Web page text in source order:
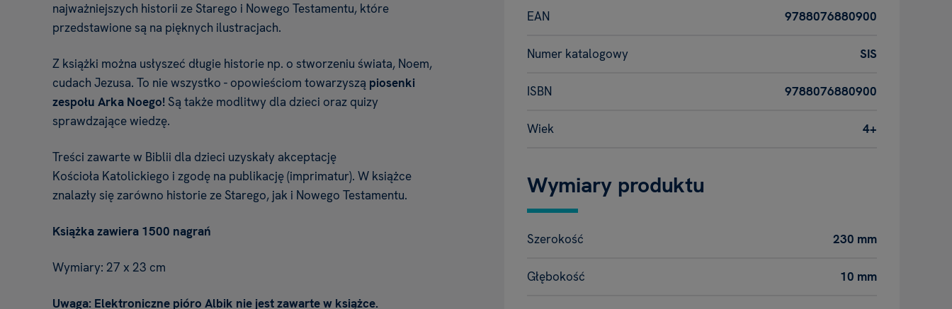
najważniejszych historii ze Starego i Nowego Testamentu, które
przedstawione są na pięknych ilustracjach.
Z książki można usłyszeć długie historie np. o stworzeniu świata, Noem,
cudach Jezusa. To nie wszystko - opowieściom towarzyszą piosenki
zespołu Arka Noego! Są także modlitwy dla dzieci oraz quizy
sprawdzające wiedzę.
Treści zawarte w Biblii dla dzieci uzyskały akceptację
Kościoła Katolickiego i zgodę na publikację (imprimatur). W książce
znalazły się zarówno historie ze Starego, jak i Nowego Testamentu.
Książka zawiera 1500 nagrań
Wymiary: 27 x 23 cm
Uwaga: Elektroniczne pióro Albik nie jest zawarte w książce.
EAN 9788076880900
Numer katalogowy SIS
ISBN 9788076880900
Wiek 4+
Wymiary produktu
Szerokość 230 mm
Głębokość 10 mm